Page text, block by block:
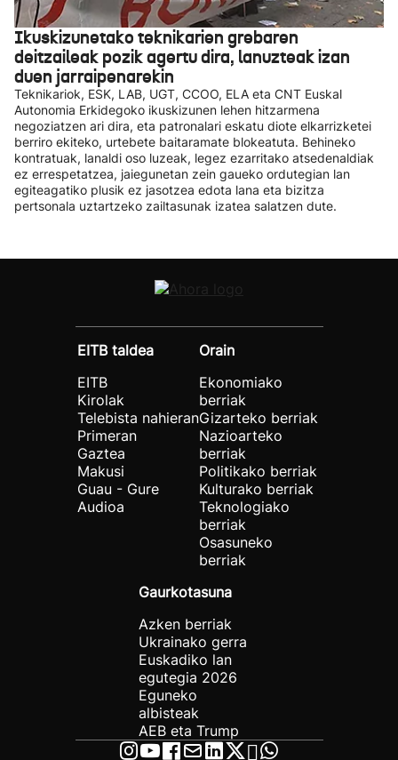
Ikuskizunetako teknikarien grebaren
deitzaileak pozik agertu dira, lanuzteak izan
duen jarraipenarekin
Teknikariok, ESK, LAB, UGT, CCOO, ELA eta CNT Euskal
Autonomia Erkidegoko ikuskizunen lehen hitzarmena
negoziatzen ari dira, eta patronalari eskatu diote elkarrizketei
berriro ekiteko, urtebete baitaramate blokeatuta. Behineko
kontratuak, lanaldi oso luzeak, legez ezarritako atsedenaldiak
ez errespetatzea, jaiegunetan zein gaueko ordutegian lan
egiteagatiko plusik ez jasotzea edota lana eta bizitza
pertsonala uztartzeko zailtasunak izatea salatzen dute.
EITB taldea
EITB
Kirolak
Telebista nahieran
Primeran
Gaztea
Makusi
Guau - Gure
Audioa
Orain
Ekonomiako
berriak
Gizarteko berriak
Nazioarteko
berriak
Politikako berriak
Kulturako berriak
Teknologiako
berriak
Osasuneko
berriak
Gaurkotasuna
Azken berriak
Ukrainako gerra
Euskadiko lan
egutegia 2026
Eguneko
albisteak
AEB eta Trump